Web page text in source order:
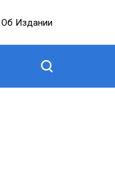
Об Издании